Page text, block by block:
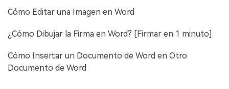
Cómo Editar una Imagen en Word
¿Cómo Dibujar la Firma en Word? [Firmar en 1 minuto]
Cómo Insertar un Documento de Word en Otro
Documento de Word